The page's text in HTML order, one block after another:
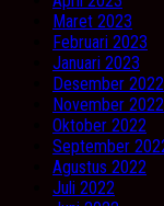
Maret 2023
Februari 2023
Januari 2023
Desember 2022
November 2022
Oktober 2022
September
Agustus 2022
Juli 2022